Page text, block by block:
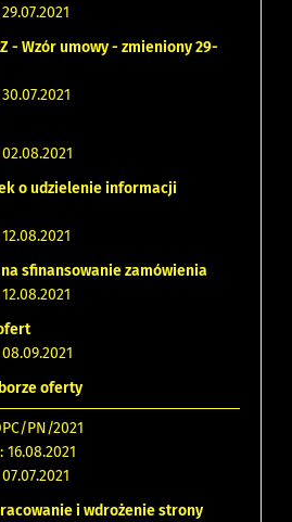
- Wzór umowy - zmieniony 29-
o udzielenie informacji
sfinansowanie zamówienia
oferty
PN/2021
i wdrożenie strony